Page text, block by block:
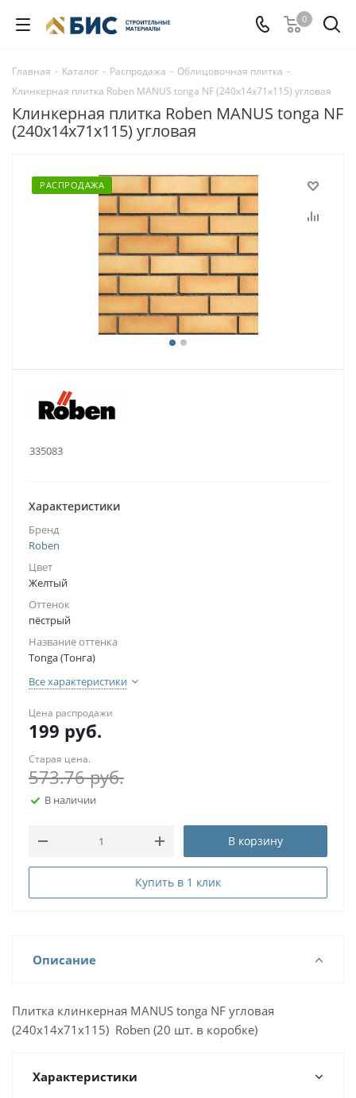
0
Главная - Каталог - Распродажа - Облицовочная плитка -
Клинкерная плитка Roben MANUS tonga NF (240x14x71x115) угловая
Клинкерная плитка Roben MANUS tonga NF
(240x14x71x115) угловая
РАСПРОДАЖА
335083
Характеристики
Бренд
Roben
Цвет
Желтый
Оттенок
пёстрый
Название оттенка
Tonga (Тонга)
Все характеристики
Цена распродажи
199 руб.
Старая цена.
573.76руб.
В наличии
В корзину
Купить в 1 клик
Описание
Плитка клинкерная MANUS tonga NF угловая
(240x14x71х115) Roben (20 шт. в коробке)
Характеристики